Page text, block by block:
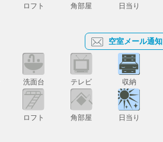
ロフト 角部屋 日当り
空室メール通知
洗面台 テレビ 収納
ロフト 角部屋 日当り